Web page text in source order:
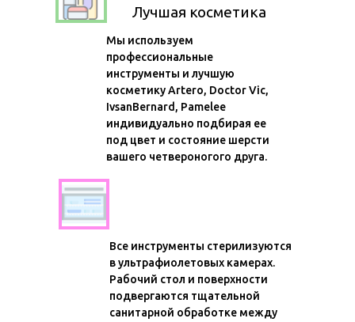
Мы используем
профессиональные
инструменты и лучшую
косметику Artero, Doctor Vic,
IvsanBernard, Pamelee
индивидуально подбирая ее
под цвет и состояние шерсти
вашего четвероногого друга.
Все инструменты стерилизуются
в ультрафиолетовых камерах.
Рабочий стол и поверхности
подвергаются тщательной
санитарной обработке между
Лучшая косметика